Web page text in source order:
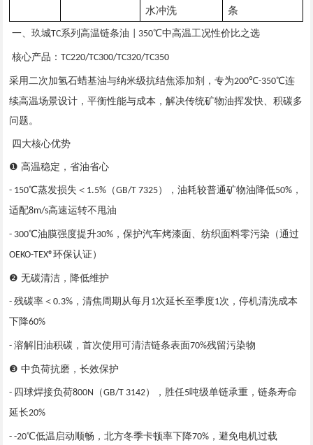
水冲洗
条
一、玖城TC系列高温链条油 | 350℃中高温工况性价比之选
核心产品：TC220/TC300/TC320/TC350
采用二次加氢石蜡基油与纳米级抗结焦添加剂，专为200℃-350℃连
续高温场景设计，平衡性能与成本，解决传统矿物油挥发快、积碳多
问题。
四大核心优势
❶ 高温稳定，省油省心
- 150℃蒸发损失＜ 1.5% （GB/T 7325），油耗较普通矿物油降低50% ，
适配8m/s高速运转不甩油
- 300℃油膜强度提升30% ，保护汽车烤漆面、纺织面料零污染（通过
OEKO-TEX®环保认证）
❷ 无碳清洁，降低维护
-残碳率＜0.3% ，清焦周期从每月 1次延长至季度1次，停机清洗成本
下降60%
-溶解旧油积碳，首次使用可清洁链条表面70%残留污染物
❸ 中负荷抗磨，长效保护
- 四球焊接负荷800N （GB/T 3142），胜任5吨级单链承重，链条寿命
延长20%
- -20℃低温启动顺畅，北方冬季卡顿率下降70% ，避免电机过载